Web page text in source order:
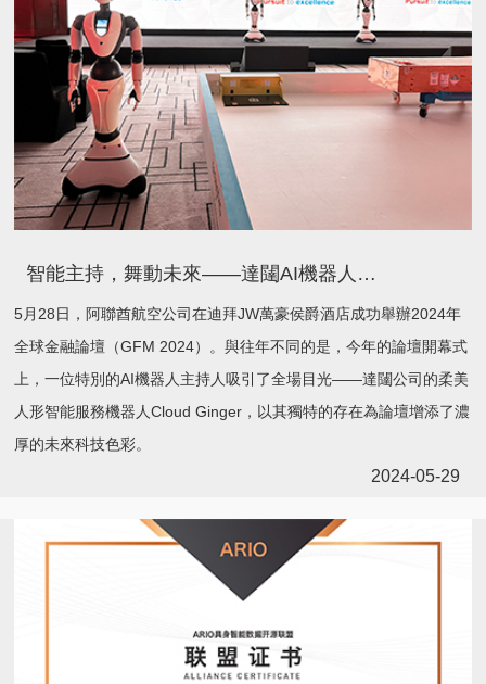
智能主持，舞動未來——達闥AI機器人主持阿聯酋航空全球金融論壇
5月28日，阿聯酋航空公司在迪拜JW萬豪侯爵酒店成功舉辦2024年
全球金融論壇（GFM 2024）。與往年不同的是，今年的論壇開幕式
上，一位特別的AI機器人主持人吸引了全場目光——達闥公司的柔美
人形智能服務機器人Cloud Ginger，以其獨特的存在為論壇增添了濃
厚的未來科技色彩。
2024-05-29